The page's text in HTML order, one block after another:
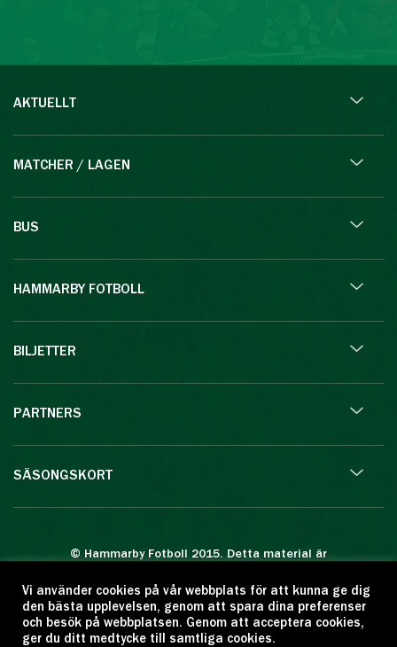
AKTUELLT
MATCHER / LAGEN
BUS
HAMMARBY FOTBOLL
BILJETTER
PARTNERS
SÄSONGSKORT
© Hammarby Fotboll 2015. Detta material är
Eftertryck eller annan kopiering är förbjuden.
Citera oss gärna men ange källan:
www.hammarbyfotboll.se. Ansvarig utgivare:
Vi använder cookies på vår webbplats för att kunna ge dig
den bästa upplevelsen, genom att spara dina preferenser
och besök på webbplatsen. Genom att acceptera cookies,
ger du ditt medtycke till samtliga cookies.